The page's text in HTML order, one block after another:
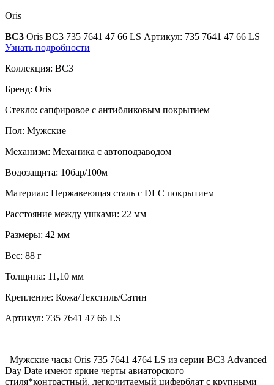
Oris
BC3 Oris BC3 735 7641 47 66 LS Артикул: 735 7641 47 66 LS
Узнать подробности
Коллекция: BC3
Бренд: Oris
Стекло: сапфировое с антибликовым покрытием
Пол: Мужские
Механизм: Механика с автоподзаводом
Водозащита: 10бар/100м
Материал: Нержавеющая сталь с DLC покрытием
Расстояние между ушками: 22 мм
Размеры: 42 мм
Вес: 88 г
Толщина: 11,10 мм
Крепление: Кожа/Текстиль/Сатин
Артикул: 735 7641 47 66 LS
Мужские часы Oris 735 7641 4764 LS из серии BC3 Advanced
Day Date имеют яркие черты авиаторского
стиля*контрастный, легкочитаемый циферблат с крупными